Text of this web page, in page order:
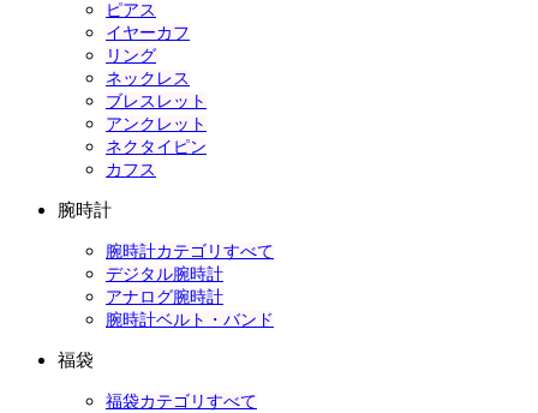
ピアス
イヤーカフ
リング
ネックレス
ブレスレット
アンクレット
ネクタイピン
カフス
腕時計
腕時計カテゴリすべて
デジタル腕時計
アナログ腕時計
腕時計ベルト・バンド
福袋
福袋カテゴリすべて